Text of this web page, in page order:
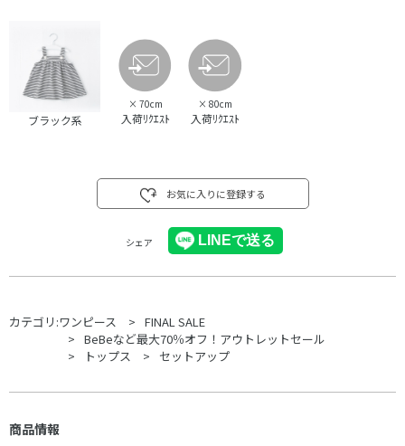
ブラック系
× 70cm
入荷ﾘｸｴｽﾄ
× 80cm
入荷ﾘｸｴｽﾄ
お気に入りに登録する
シェア
カテゴリ:ワンピース
FINAL SALE
BeBeなど最大70％オフ！アウトレットセール
トップス
セットアップ
商品情報